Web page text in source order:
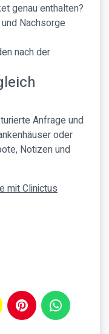
genau enthalten?
Nachsorge
nach der
Anfrage und
oder
Notizen und
mit Clinictus